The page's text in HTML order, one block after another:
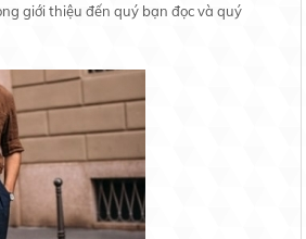
giới thiệu đến quý bạn đọc và quý